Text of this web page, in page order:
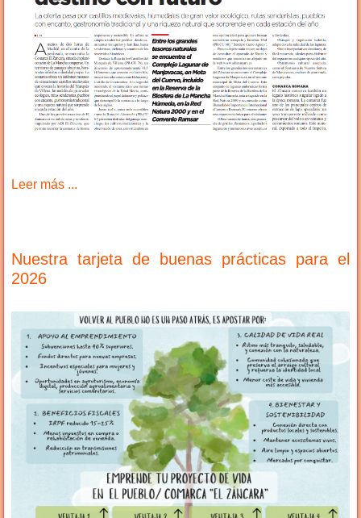
Leer más ...
Nuestra tarjeta de buenas prácticas para el
2026